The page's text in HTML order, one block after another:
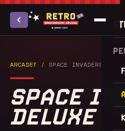
ARCADET / SPACE INVADERS DELUXE
SPACE
DELUXE